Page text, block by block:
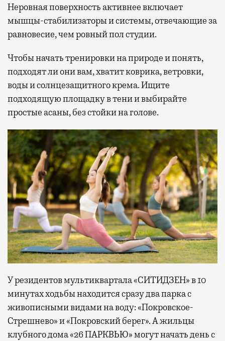
Неровная поверхность активнее включает
мышцы-стабилизаторы и системы, отвечающие за
равновесие, чем ровный пол студии.
Чтобы начать тренировки на природе и понять,
подходят ли они вам, хватит коврика, ветровки,
воды и солнцезащитного крема. Ищите
подходящую площадку в тени и выбирайте
простые асаны, без стойки на голове.
У резидентов мультиквартала «СИТИДЗЕН» в 10
минутах ходьбы находится сразу два парка с
живописными видами на воду: «Покровское-
Стрешнево» и «Покровский берег». А жильцы
клубного дома «26 ПАРКВЬЮ» могут начать день с